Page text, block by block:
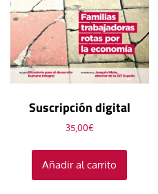
Suscripción digital
35,00€
Añadir al carrito